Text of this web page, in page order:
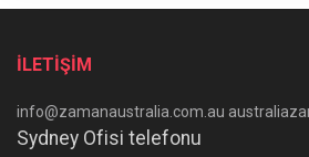
İLETİŞİM
info@zamanaustralia.com.au
Sydney Ofisi telefonu